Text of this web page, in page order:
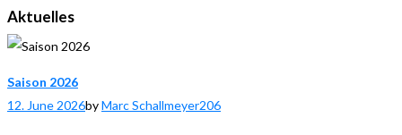
Aktuelles
Saison 2026
12. June 2026byMarc Schallmeyer206